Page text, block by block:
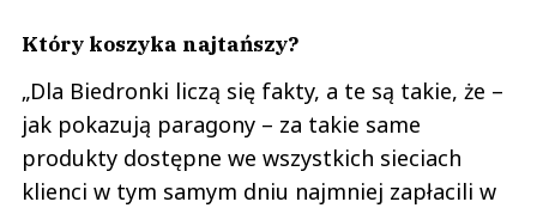
Który koszyka najtańszy?
„Dla Biedronki liczą się fakty, a te są takie, że –
jak pokazują paragony – za takie same
produkty dostępne we wszystkich sieciach
klienci w tym samym dniu najmniej zapłacili w